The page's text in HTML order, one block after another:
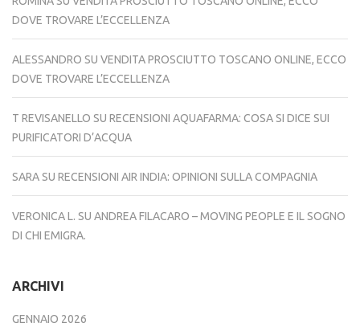
DOVE TROVARE L’ECCELLENZA
ALESSANDRO SU VENDITA PROSCIUTTO TOSCANO ONLINE, ECCO
DOVE TROVARE L’ECCELLENZA
T REVISANELLO SU RECENSIONI AQUAFARMA: COSA SI DICE SUI
PURIFICATORI D’ACQUA
SARA SU RECENSIONI AIR INDIA: OPINIONI SULLA COMPAGNIA
VERONICA L. SU ANDREA FILACARO – MOVING PEOPLE E IL SOGNO
DI CHI EMIGRA.
ARCHIVI
GENNAIO 2026